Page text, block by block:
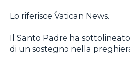
Lo riferisce Vatican News.
Il Santo Padre ha
di un sostegno nella